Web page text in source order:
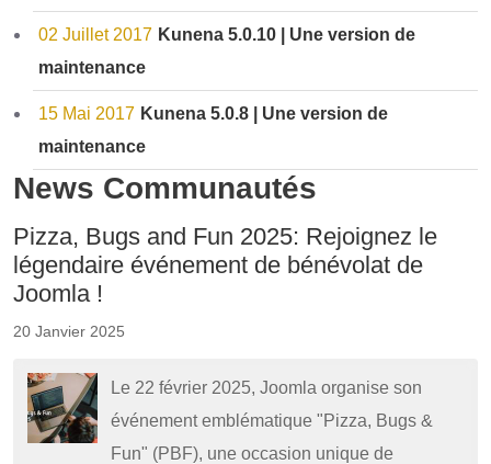
02 Juillet 2017 Kunena 5.0.10 | Une version de
maintenance
15 Mai 2017 Kunena 5.0.8 | Une version de
maintenance
News Communautés
Pizza, Bugs and Fun 2025: Rejoignez le
légendaire événement de bénévolat de
Joomla !
20 Janvier 2025
Le 22 février 2025, Joomla organise son
événement emblématique "Pizza, Bugs &
Fun" (PBF), une occasion unique de